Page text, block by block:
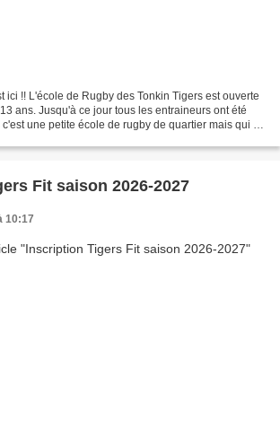
ici !! L'école de Rugby des Tonkin Tigers est ouverte
ans. Jusqu'à ce jour tous les entraineurs ont été
une petite école de rugby de quartier mais qui a
Fit saison 2026-2027
10:17